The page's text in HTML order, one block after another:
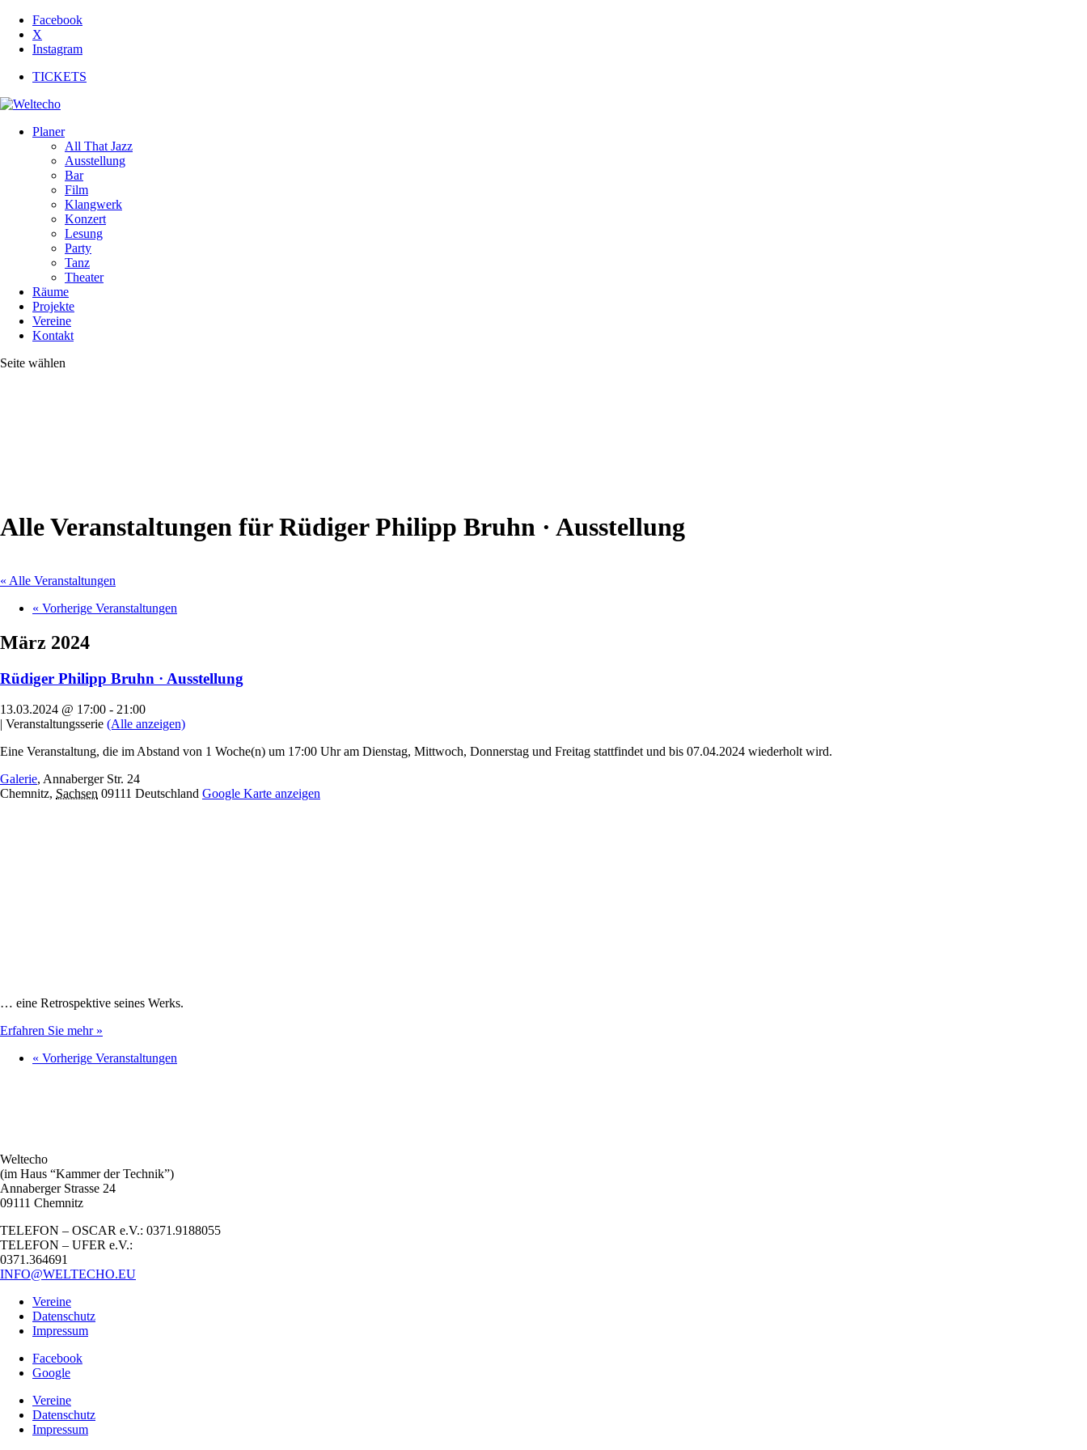
Facebook
X
Instagram
TICKETS
Planer
All That Jazz
Ausstellung
Bar
Film
Klangwerk
Konzert
Lesung
Party
Tanz
Theater
Räume
Projekte
Vereine
Kontakt
Seite wählen
Alle Veranstaltungen für Rüdiger Philipp Bruhn · Ausstellung
« Alle Veranstaltungen
« Vorherige Veranstaltungen
März 2024
Rüdiger Philipp Bruhn · Ausstellung
13.03.2024 @ 17:00 - 21:00
| Veranstaltungsserie (Alle anzeigen)
Eine Veranstaltung, die im Abstand von 1 Woche(n) um 17:00 Uhr am Dienstag, Mittwoch, Donnerstag und Freitag stattfindet und bis 07.04.2024 wiederholt wird.
Galerie, Annaberger Str. 24
Chemnitz, Sachsen 09111 Deutschland Google Karte anzeigen
… eine Retrospektive seines Werks.
Erfahren Sie mehr »
« Vorherige Veranstaltungen
Weltecho
(im Haus “Kammer der Technik”)
Annaberger Strasse 24
09111 Chemnitz
TELEFON – OSCAR e.V.: 0371.9188055
TELEFON – UFER e.V.:
0371.364691
INFO@WELTECHO.EU
Vereine
Datenschutz
Impressum
Facebook
Google
Vereine
Datenschutz
Impressum